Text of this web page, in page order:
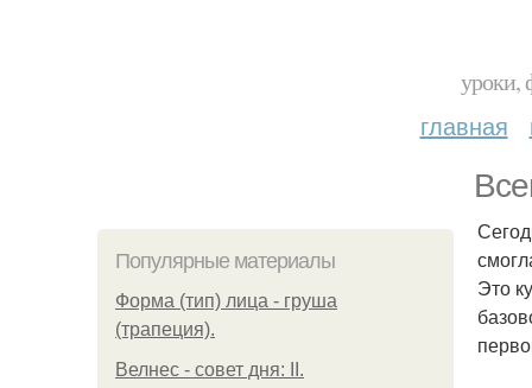
уроки,
главная
Популярные материалы
Форма (тип) лица - груша
(трапеция).
Велнес - совет дня: II.
Это